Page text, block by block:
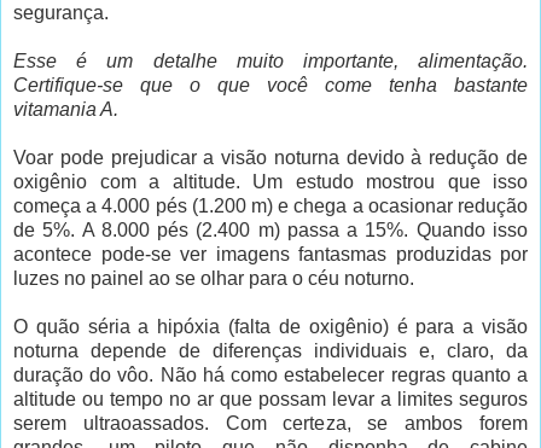
segurança.
Esse é um detalhe muito importante, alimentação.
Certifique-se que o que você come tenha bastante
vitamania A.
Voar pode prejudicar a visão noturna devido à redução de
oxigênio com a altitude. Um estudo mostrou que isso
começa a 4.000 pés (1.200 m) e chega a ocasionar redução
de 5%. A 8.000 pés (2.400 m) passa a 15%. Quando isso
acontece pode-se ver imagens fantasmas produzidas por
luzes no painel ao se olhar para o céu noturno.
O quão séria a hipóxia (falta de oxigênio) é para a visão
noturna depende de diferenças individuais e, claro, da
duração do vôo. Não há como estabelecer regras quanto a
altitude ou tempo no ar que possam levar a limites seguros
serem ultraoassados. Com certeza, se ambos forem